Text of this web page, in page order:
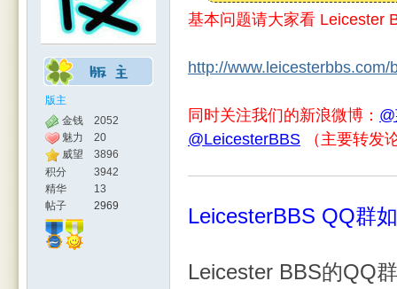
人网
版主
金钱
2052
魅力
20
威望
3896
积分
3942
精华
13
帖子
2969
基本问题请大家看 Leicester
http://www.leicesterbbs.com/
同时关注我们的新浪微博：
@LeicesterBBS （主要转发
LeicesterBBS QQ群
Leicester BBS的QQ群